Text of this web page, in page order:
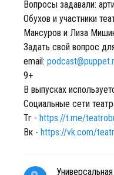
Вопросы задавали:
Обухов и участники
Мансуров и Лиза
Задать свой вопрос
email:
9+
В выпусках
Социальные сети
Тг - https://t.me/
Вк - https://vk.com/